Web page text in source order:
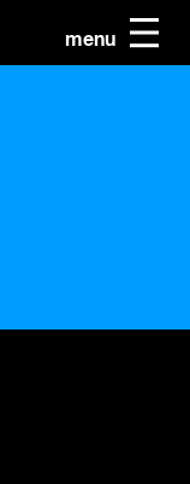
menu